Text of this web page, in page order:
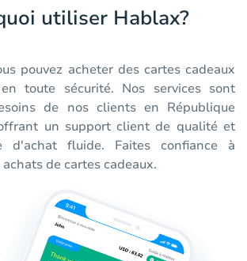
utiliser Hablax?
pouvez acheter des cartes cadeaux
toute sécurité. Nos services sont
de nos clients en République
un support client de qualité et
d'achat fluide. Faites confiance à
de cartes cadeaux.